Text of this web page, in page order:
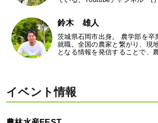
鈴木 雄人
茨城県石岡市出身。 農学部を卒
就職。全国の農家と繋がり、現
となる情報を発信することで、
イベント情報